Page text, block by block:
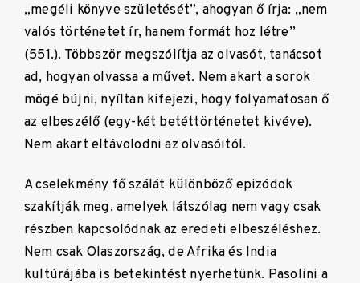
„megéli könyve születését”, ahogyan ő írja: „nem
valós történetet ír, hanem formát hoz létre”
(551.). Többször megszólítja az olvasót, tanácsot
ad, hogyan olvassa a művet. Nem akart a sorok
mögé bújni, nyíltan kifejezi, hogy folyamatosan ő
az elbeszélő (egy-két betéttörténetet kivéve).
Nem akart eltávolodni az olvasóitól.
A cselekmény fő szálát különböző epizódok
szakítják meg, amelyek látszólag nem vagy csak
részben kapcsolódnak az eredeti elbeszéléshez.
Nem csak Olaszország, de Afrika és India
kultúrájába is betekintést nyerhetünk. Pasolini a